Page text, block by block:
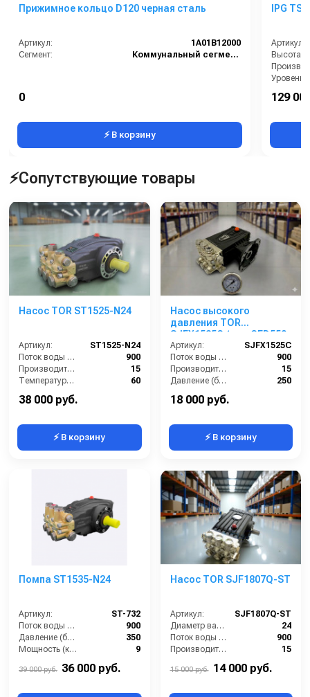
Прижимное кольцо D120 черная сталь
Артикул:
1A01B12000
Сегмент:
Коммунальный сегмент
0
⚡ В корзину
IPG
Артикул:
Высота
Уровень
Рабочее
129
⚡Сопутствующие товары
Насос TOR ST1525-N24
Артикул:
ST1525-N24
Поток воды (л/час):
900
Производительность (л/мин):
15
Температура (°C):
60
Давление (бар):
38 000 руб.
⚡ В корзину
Насос высокого
давления TOR
SJFX1525C (для CED550,
CED750, межосевое
расстояние 130)
Артикул:
SJFX1525C
Поток воды (л/час):
900
Производительность (л/мин):
15
Давление (бар):
250
Мощность (кВт):
18 000 руб.
⚡ В корзину
Помпа ST1535-N24
Артикул:
ST-732
Поток воды (л/час):
900
Давление (бар):
350
Мощность (кВт):
9
39 000 руб. 36 000 руб.
Насос TOR SJF1807Q-ST
Артикул:
SJF1807Q-ST
Диаметр вала (мм):
24
Поток воды (л/час):
900
Производительность (л/мин):
15
15 000 руб. 14 000 руб.